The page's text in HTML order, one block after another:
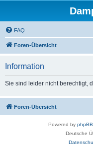
FAQ
Foren-Übersicht
Information
Sie sind leider nicht berechtigt,
Foren-Übersicht
Powered by phpBB
Deutsche